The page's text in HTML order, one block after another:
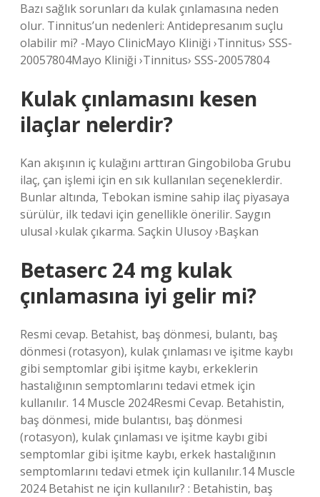
Bazı sağlık sorunları da kulak çınlamasına neden
olur. Tinnitus’un nedenleri: Antidepresanım suçlu
olabilir mi? -Mayo ClinicMayo Kliniği ›Tinnitus› SSS-
20057804Mayo Kliniği ›Tinnitus› SSS-20057804
Kulak çınlamasını kesen
ilaçlar nelerdir?
Kan akışının iç kulağını arttıran Gingobiloba Grubu
ilaç, çan işlemi için en sık kullanılan seçeneklerdir.
Bunlar altında, Tebokan ismine sahip ilaç piyasaya
sürülür, ilk tedavi için genellikle önerilir. Saygın
ulusal ›kulak çıkarma. Saçkin Ulusoy ›Başkan
Betaserc 24 mg kulak
çınlamasına iyi gelir mi?
Resmi cevap. Betahist, baş dönmesi, bulantı, baş
dönmesi (rotasyon), kulak çınlaması ve işitme kaybı
gibi semptomlar gibi işitme kaybı, erkeklerin
hastalığının semptomlarını tedavi etmek için
kullanılır. 14 Muscle 2024Resmi Cevap. Betahistin,
baş dönmesi, mide bulantısı, baş dönmesi
(rotasyon), kulak çınlaması ve işitme kaybı gibi
semptomlar gibi işitme kaybı, erkek hastalığının
semptomlarını tedavi etmek için kullanılır.14 Muscle
2024 Betahist ne için kullanılır? : Betahistin, baş